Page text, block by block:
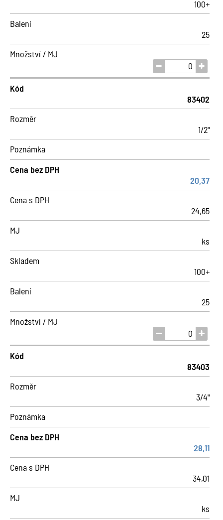
100+
Balení
25
Množství / MJ
Kód
83402
Rozměr
1/2"
Poznámka
Cena bez DPH
20,37
Cena s DPH
24,65
MJ
ks
Skladem
100+
Balení
25
Množství / MJ
Kód
83403
Rozměr
3/4"
Poznámka
Cena bez DPH
28,11
Cena s DPH
34,01
MJ
ks